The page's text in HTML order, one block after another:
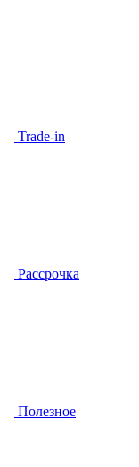
Trade-in
Рассрочка
Полезное